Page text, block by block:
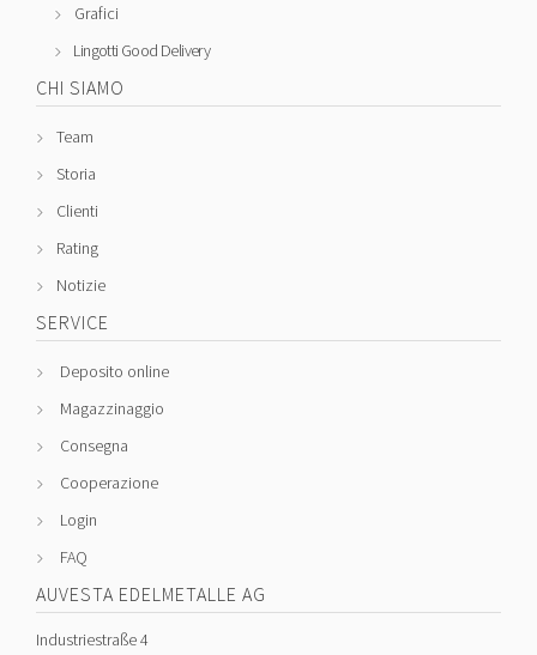
Grafici
Lingotti Good Delivery
CHI SIAMO
Team
Storia
Clienti
Rating
Notizie
SERVICE
Deposito online
Magazzinaggio
Consegna
Cooperazione
Login
FAQ
AUVESTA EDELMETALLE AG
Industriestraße 4